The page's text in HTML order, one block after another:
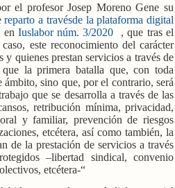
el profesor Josep Moreno Gene su
a travésde la plataforma digital
en Iuslabor núm. 3/2020
, que tras el
este reconocimiento del carácter
quienes prestan servicios a través de
la primera batalla que, con toda
sino que, por el contrario, será
que se desarrolla a través de las
retribución mínima, privacidad,
y familiar, prevención de riesgos
etcétera, así como también, la
de la prestación de servicios a través
–libertad sindical, convenio
etcétera-“